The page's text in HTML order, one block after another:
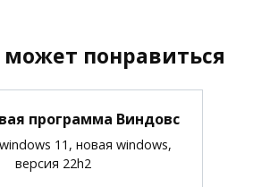
понравиться
программа Виндовс
11, новая windows,
версия 22h2